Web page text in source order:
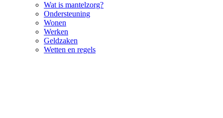
Wat is mantelzorg?
Ondersteuning
Wonen
Werken
Geldzaken
Wetten en regels